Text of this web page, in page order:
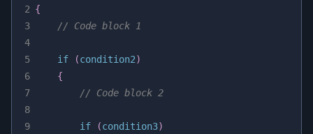
2
3
4
5
6
7
8
9
{
// Code block 1
if (condition2)
{
// Code block 2
if (condition3)